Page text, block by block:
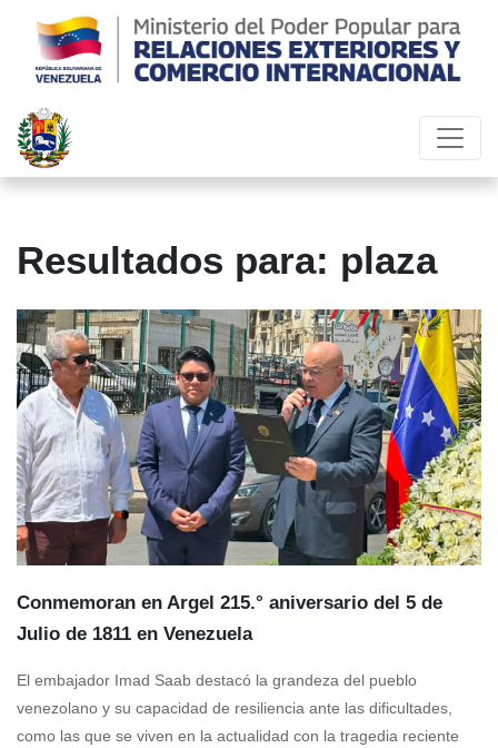
Resultados para: plaza
Conmemoran en Argel 215.° aniversario del 5 de
Julio de 1811 en Venezuela
El embajador Imad Saab destacó la grandeza del pueblo
venezolano y su capacidad de resiliencia ante las dificultades,
como las que se viven en la actualidad con la tragedia reciente